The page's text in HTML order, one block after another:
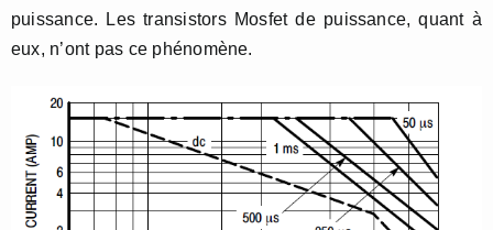
puissance. Les transistors Mosfet de puissance, quant à
eux, n’ont pas ce phénomène.